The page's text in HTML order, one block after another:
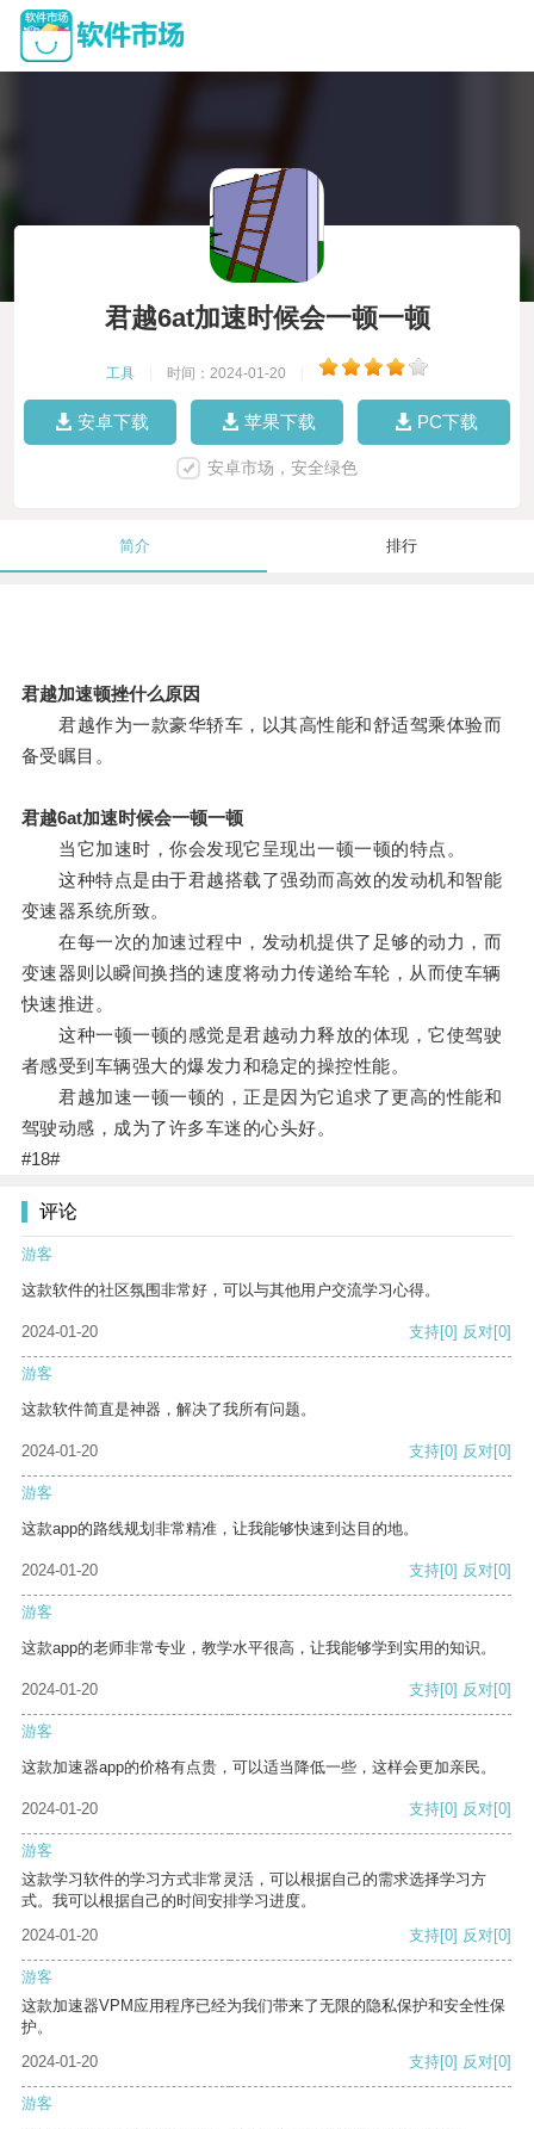
君越6at加速时候会一顿一顿
工具 时间：2024-01-20
安卓下载 苹果下载 PC下载
安卓市场，安全绿色
简介 排行
君越加速顿挫什么原因
君越作为一款豪华轿车，以其高性能和舒适驾乘体验而
备受瞩目。
君越6at加速时候会一顿一顿
当它加速时，你会发现它呈现出一顿一顿的特点。
这种特点是由于君越搭载了强劲而高效的发动机和智能
变速器系统所致。
在每一次的加速过程中，发动机提供了足够的动力，而
变速器则以瞬间换挡的速度将动力传递给车轮，从而使车辆
快速推进。
这种一顿一顿的感觉是君越动力释放的体现，它使驾驶
者感受到车辆强大的爆发力和稳定的操控性能。
君越加速一顿一顿的，正是因为它追求了更高的性能和
驾驶动感，成为了许多车迷的心头好。
#18#
评论
游客
这款软件的社区氛围非常好，可以与其他用户交流学习心得。
2024-01-20 支持[0] 反对[0]
游客
这款软件简直是神器，解决了我所有问题。
2024-01-20 支持[0] 反对[0]
游客
这款app的路线规划非常精准，让我能够快速到达目的地。
2024-01-20 支持[0] 反对[0]
游客
这款app的老师非常专业，教学水平很高，让我能够学到实用的知识。
2024-01-20 支持[0] 反对[0]
游客
这款加速器app的价格有点贵，可以适当降低一些，这样会更加亲民。
2024-01-20 支持[0] 反对[0]
游客
这款学习软件的学习方式非常灵活，可以根据自己的需求选择学习方
式。我可以根据自己的时间安排学习进度。
2024-01-20
支持[0] 反对[0]
游客
这款加速器VPM应用程序已经为我们带来了无限的隐私保护和安全性保
护。
2024-01-20
支持[0] 反对[0]
游客